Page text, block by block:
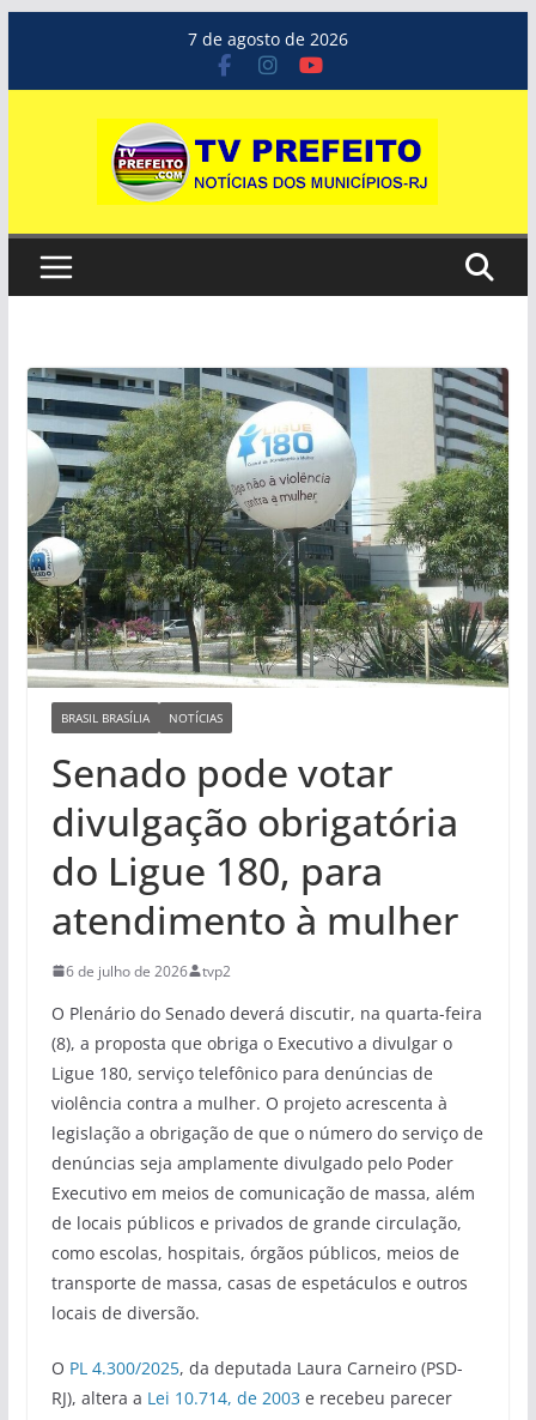
o
7 de agosto de 2026
BRASIL BRASÍLIA NOTÍCIAS
Senado pode votar
divulgação obrigatória
do Ligue 180, para
atendimento à mulher
6 de julho de 2026 tvp2
O Plenário do Senado deverá discutir, na quarta-feira
(8), a proposta que obriga o Executivo a divulgar o
Ligue 180, serviço telefônico para denúncias de
violência contra a mulher. O projeto acrescenta à
legislação a obrigação de que o número do serviço de
denúncias seja amplamente divulgado pelo Poder
Executivo em meios de comunicação de massa, além
de locais públicos e privados de grande circulação,
como escolas, hospitais, órgãos públicos, meios de
transporte de massa, casas de espetáculos e outros
locais de diversão.
O PL 4.300/2025, da deputada Laura Carneiro (PSD-
RJ), altera a Lei 10.714, de 2003 e recebeu parecer